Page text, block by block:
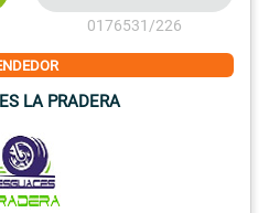
0176531/226
LA PRADERA